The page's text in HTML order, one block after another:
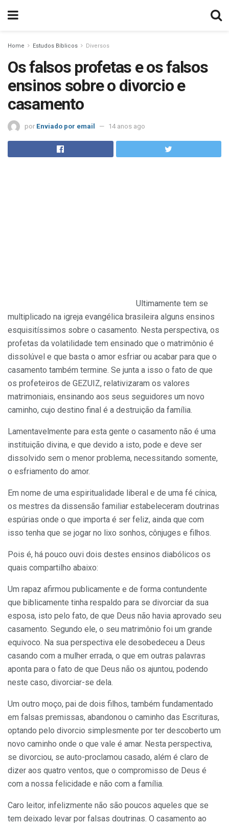
Home Estudos Bíblicos Diversos
Os falsos profetas e os falsos
ensinos sobre o divorcio e
casamento
por Enviado por email 14 anos ago
Ultimamente tem se
multiplicado na igreja evangélica brasileira alguns ensinos
esquisitíssimos sobre o casamento. Nesta perspectiva, os
profetas da volatilidade tem ensinado que o matrimônio é
dissolúvel e que basta o amor esfriar ou acabar para que o
casamento também termine. Se junta a isso o fato de que
os profeteiros de GEZUIZ, relativizaram os valores
matrimoniais, ensinando aos seus seguidores um novo
caminho, cujo destino final é a destruição da família.
Lamentavelmente para esta gente o casamento não é uma
instituição divina, e que devido a isto, pode e deve ser
dissolvido sem o menor problema, necessitando somente,
o esfriamento do amor.
Em nome de uma espiritualidade liberal e de uma fé cínica,
os mestres da dissensão familiar estabeleceram doutrinas
espúrias onde o que importa é ser feliz, ainda que com
isso tenha que se jogar no lixo sonhos, cônjuges e filhos.
Pois é, há pouco ouvi dois destes ensinos diabólicos os
quais compartilho abaixo:
Um rapaz afirmou publicamente e de forma contundente
que biblicamente tinha respaldo para se divorciar da sua
esposa, isto pelo fato, de que Deus não havia aprovado seu
casamento. Segundo ele, o seu matrimônio foi um grande
equivoco. Na sua perspectiva ele desobedeceu a Deus
casando com a mulher errada, o que em outras palavras
aponta para o fato de que Deus não os ajuntou, podendo
neste caso, divorciar-se dela.
Um outro moço, pai de dois filhos, também fundamentado
em falsas premissas, abandonou o caminho das Escrituras,
optando pelo divorcio simplesmente por ter descoberto um
novo caminho onde o que vale é amar. Nesta perspectiva,
se divorciou, se auto-proclamou casado, além é claro de
dizer aos quatro ventos, que o compromisso de Deus é
com a nossa felicidade e não com a família.
Caro leitor, infelizmente não são poucos aqueles que se
tem deixado levar por falsas doutrinas. O casamento ao